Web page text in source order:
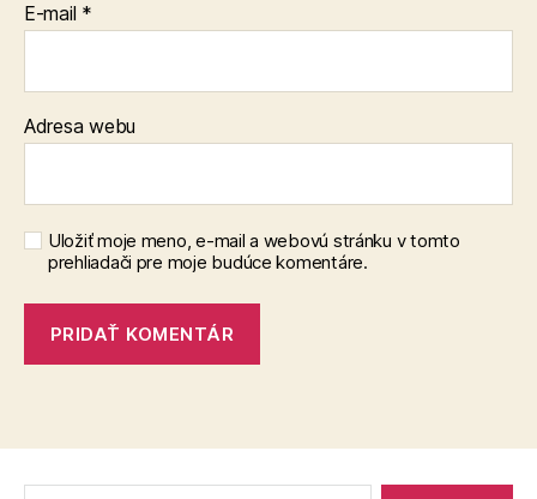
E-mail *
Adresa webu
Uložiť moje meno, e-mail a webovú stránku v tomto
prehliadači pre moje budúce komentáre.